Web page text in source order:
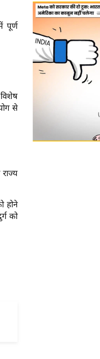
पूर्ण
से
होने
को